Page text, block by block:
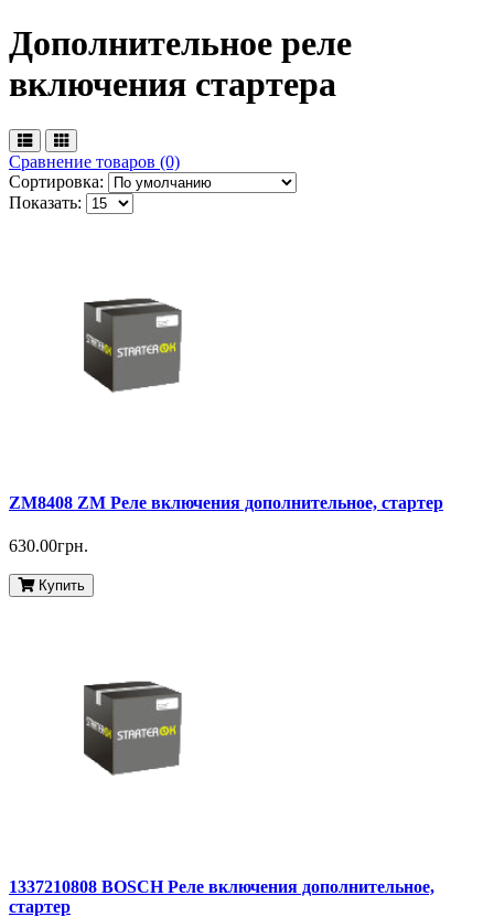
Дополнительное реле
включения стартера
Сравнение товаров (0)
Сортировка:
Показать:
ZM8408 ZM Реле включения дополнительное, стартер
630.00грн.
Купить
1337210808 BOSCH Реле включения дополнительное,
стартер